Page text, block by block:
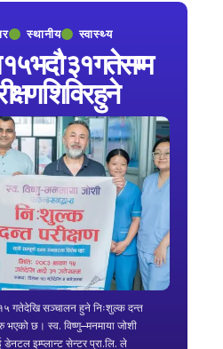
स्थानीय स्वास्थ्य
भदौ ३१ गतेसम्म
शिविर हुने
गतेदेखि सञ्चालन हुने निःशुल्क दन्त
भएको छ। स्व. विष्णु–मनमाया जोशी
इम्प्लान्ट सेन्टर प्रा.लि. ले